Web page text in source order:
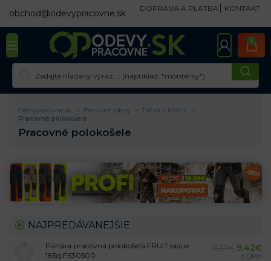
obchod@odevypracovne.sk DOPRAVA A PLATBA KONTAKT
0
Odevypracovne.sk Pracovné odevy
Tričká a Košele
Pracovné polokošele
Pracovné polokošele
NAJPREDÁVANEJŠIE
Pánska pracovná polokošeľa FRUIT pique
185g F630500
9.42€
s DPH